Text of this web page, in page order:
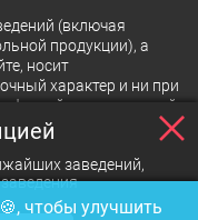
(включая
продукции), а
носит
характер и ни при
офертой, определяемой
кодекса Российской
о наличии и
и/или услуг
в
заведений,
чтобы улучшить